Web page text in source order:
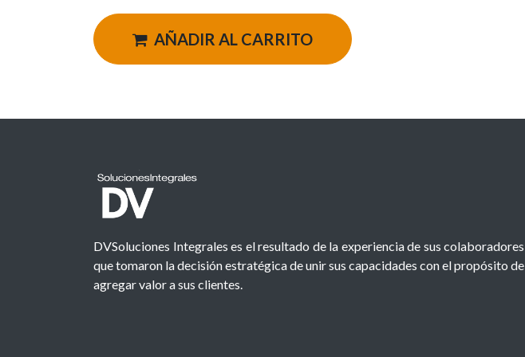
AÑADIR AL CARRITO
DVSoluciones Integrales es el resultado de la experiencia de sus colaboradores
que tomaron la decisión estratégica de unir sus capacidades con el propósito de
agregar valor a sus clientes.